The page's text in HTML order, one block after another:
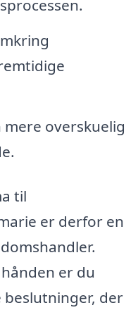
mere overskuelig
til
er derfor en
er du
der